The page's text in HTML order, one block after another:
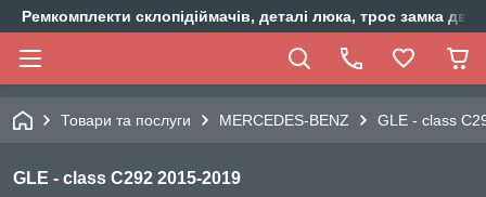
Ремкомплекти склопідіймачів, деталі люка, трос замка
Товари та послуги MERCEDES-BENZ GLE - class
GLE - class C292 2015-2019